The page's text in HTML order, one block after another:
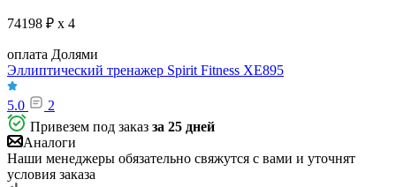
74198 ₽ x 4
оплата Долями
Эллиптический тренажер Spirit Fitness XE895
5.0
2
Привезем под заказ за 25 дней
Аналоги
Наши менеджеры обязательно свяжутся с вами и уточнят
условия заказа